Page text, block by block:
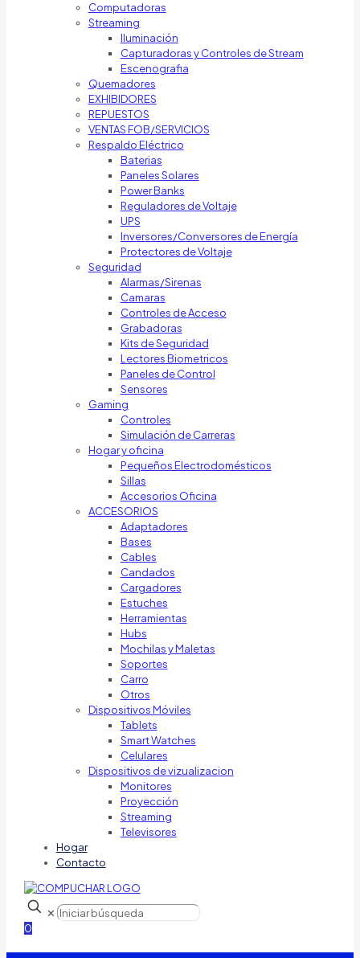
Computadoras
Streaming
Iluminación
Capturadoras y Controles de Stream
Escenografia
Quemadores
EXHIBIDORES
REPUESTOS
VENTAS FOB/SERVICIOS
Respaldo Eléctrico
Baterias
Paneles Solares
Power Banks
Reguladores de Voltaje
UPS
Inversores/Conversores de Energía
Protectores de Voltaje
Seguridad
Alarmas/Sirenas
Camaras
Controles de Acceso
Grabadoras
Kits de Seguridad
Lectores Biometricos
Paneles de Control
Sensores
Gaming
Controles
Simulación de Carreras
Hogar y oficina
Pequeños Electrodomésticos
Sillas
Accesorios Oficina
ACCESORIOS
Adaptadores
Bases
Cables
Candados
Cargadores
Estuches
Herramientas
Hubs
Mochilas y Maletas
Soportes
Carro
Otros
Dispositivos Móviles
Tablets
Smart Watches
Celulares
Dispositivos de vizualizacion
Monitores
Proyección
Streaming
Televisores
Hogar
Contacto
✕
0